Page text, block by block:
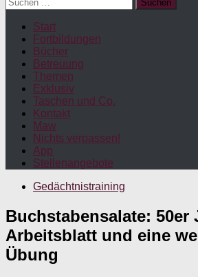
nach:
Start
Fortbildungen
Bücher
Betreuung
Themen
Exklusiv
Taschen und Co.
Kontakt
Maw
Nichts verpassen!
App
Stellenangebote
Gedächtnistraining
Buchstabensalate: 50er
Arbeitsblatt und eine
Übung